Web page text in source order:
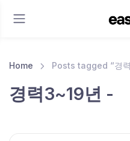
Home Posts tagged “경
경력3~19년 -